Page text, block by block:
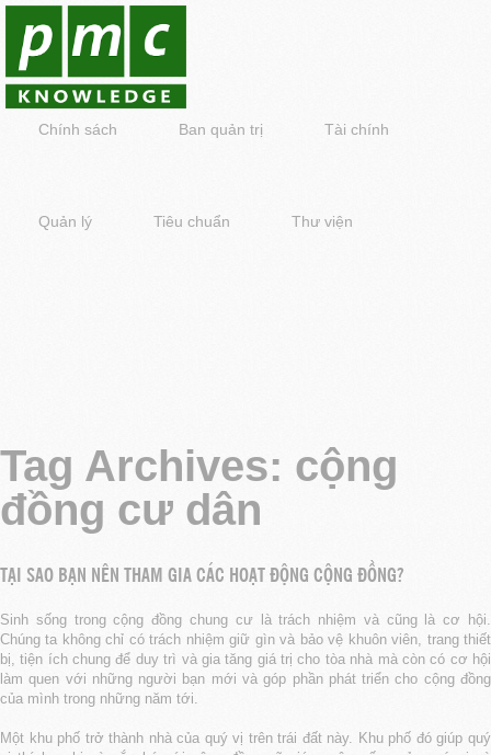
Chính sách Ban quản trị Tài chính
Quản lý Tiêu chuẩn Thư viện
Tag Archives: cộng
đồng cư dân
TẠI SAO BẠN NÊN THAM GIA CÁC HOẠT ĐỘNG CỘNG ĐỒNG?
Sinh sống trong cộng đồng chung cư là trách nhiệm và cũng là cơ hội.
Chúng ta không chỉ có trách nhiệm giữ gìn và bảo vệ khuôn viên, trang thiết
bị, tiện ích chung để duy trì và gia tăng giá trị cho tòa nhà mà còn có cơ hội
làm quen với những người bạn mới và góp phần phát triển cho cộng đồng
của mình trong những năm tới.
Một khu phố trở thành nhà của quý vị trên trái đất này. Khu phố đó giúp quý